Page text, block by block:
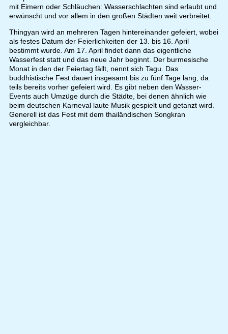
mit Eimern oder Schläuchen: Wasserschlachten sind erlaubt und
erwünscht und vor allem in den großen Städten weit verbreitet.
Thingyan wird an mehreren Tagen hintereinander gefeiert, wobei
als festes Datum der Feierlichkeiten der 13. bis 16. April
bestimmt wurde. Am 17. April findet dann das eigentliche
Wasserfest statt und das neue Jahr beginnt. Der burmesische
Monat in den der Feiertag fällt, nennt sich Tagu. Das
buddhistische Fest dauert insgesamt bis zu fünf Tage lang, da
teils bereits vorher gefeiert wird. Es gibt neben den Wasser-
Events auch Umzüge durch die Städte, bei denen ähnlich wie
beim deutschen Karneval laute Musik gespielt und getanzt wird.
Generell ist das Fest mit dem thailändischen Songkran
vergleichbar.